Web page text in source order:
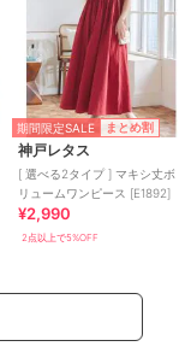
期間限定SALE まとめ割
神戸レタス
[ 選べる2タイプ ] マキシ丈ボ
リュームワンピース [E1892]
¥2,990
2点以上で5%OFF